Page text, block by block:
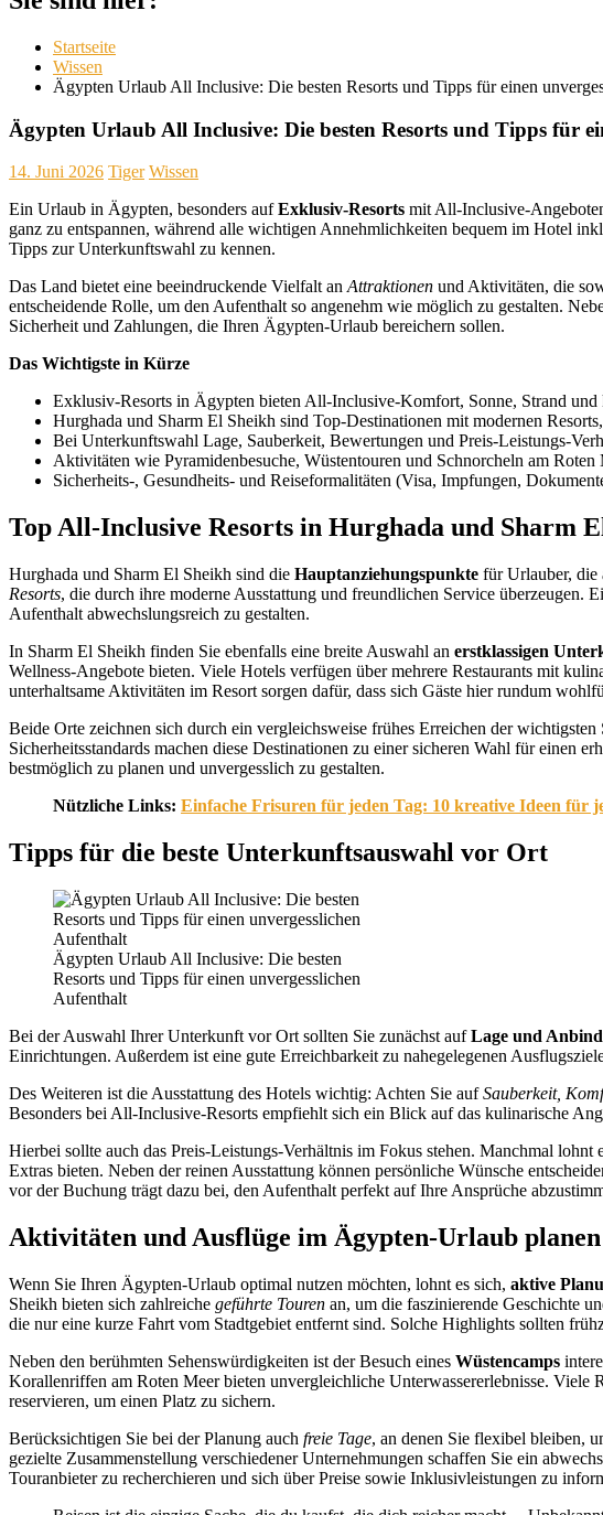
Startseite
Wissen
Ägypten Urlaub All Inclusive: Die besten Resorts und Tipps für einen
Ägypten Urlaub All Inclusive: Die besten Resorts und Tipps für
14. Juni 2026 Tiger Wissen
Ein Urlaub in Ägypten, besonders aufExklusiv-Resorts mit All-Inclusive-
ganz zu entspannen, während alle wichtigen Annehmlichkeiten bequem im Hotel
Tipps zur Unterkunftswahl zu kennen.
Das Land bietet eine beeindruckende Vielfalt an Attraktionen und Aktivitäten, die
entscheidende Rolle, um den Aufenthalt so angenehm wie möglich zu gestalten.
Sicherheit und Zahlungen, die Ihren Ägypten-Urlaub bereichern sollen.
Das Wichtigste in Kürze
Exklusiv-Resorts in Ägypten bieten All-Inclusive-Komfort, Sonne, Strand
Hurghada und Sharm El Sheikh sind Top-Destinationen mit modernen
Bei Unterkunftswahl Lage, Sauberkeit, Bewertungen und Preis-Leistungs-
Aktivitäten wie Pyramidenbesuche, Wüstentouren und Schnorcheln am Roten
Sicherheits-, Gesundheits- und Reiseformalitäten (Visa, Impfungen,
Top All-Inclusive Resorts in Hurghada und Sharm
Hurghada und Sharm El Sheikh sind die Hauptanziehungspunkte für Urlauber, die
Resorts, die durch ihre moderne Ausstattung und freundlichen Service
Aufenthalt abwechslungsreich zu gestalten.
In Sharm El Sheikh finden Sie ebenfalls eine breite Auswahl an erstklassigen
Wellness-Angebote bieten. Viele Hotels verfügen über mehrere Restaurants mit
unterhaltsame Aktivitäten im Resort sorgen dafür, dass sich Gäste hier rundum
Beide Orte zeichnen sich durch ein vergleichsweise frühes Erreichen der
Sicherheitsstandards machen diese Destinationen zu einer sicheren Wahl für einen
bestmöglich zu planen und unvergesslich zu gestalten.
Nützliche Links: Einfache Frisuren für jeden Tag: 10 kreative Ideen für
Tipps für die beste Unterkunftsauswahl vor Ort
Ägypten Urlaub All Inclusive: Die besten
Resorts und Tipps für einen unvergesslichen
Aufenthalt
Bei der Auswahl Ihrer Unterkunft vor Ort sollten Sie zunächst aufLage und
Einrichtungen. Außerdem ist eine gute Erreichbarkeit zu nahegelegenen
Des Weiteren ist die Ausstattung des Hotels wichtig: Achten Sie aufSauberkeit,
Besonders bei All-Inclusive-Resorts empfiehlt sich ein Blick auf das kulinarische
Hierbei sollte auch das Preis-Leistungs-Verhältnis im Fokus stehen. Manchmal
Extras bieten. Neben der reinen Ausstattung können persönliche Wünsche
vor der Buchung trägt dazu bei, den Aufenthalt perfekt auf Ihre Ansprüche
Aktivitäten und Ausflüge im Ägypten-Urlaub planen
Wenn Sie Ihren Ägypten-Urlaub optimal nutzen möchten, lohnt es sich, aktive
Sheikh bieten sich zahlreiche geführte Touren an, um die faszinierende Geschichte
die nur eine kurze Fahrt vom Stadtgebiet entfernt sind. Solche Highlights sollten
Neben den berühmten Sehenswürdigkeiten ist der Besuch eines Wüstencamps
Korallenriffen am Roten Meer bieten unvergleichliche Unterwassererlebnisse.
reservieren, um einen Platz zu sichern.
Berücksichtigen Sie bei der Planung auch freie Tage, an denen Sie flexibel bleiben,
gezielte Zusammenstellung verschiedener Unternehmungen schaffen Sie ein
Touranbieter zu recherchieren und sich über Preise sowie Inklusivleistungen zu